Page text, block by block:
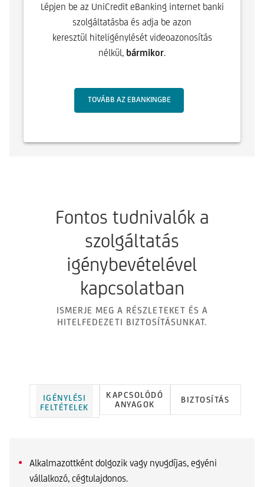
Lépjen be az UniCredit eBanking internet banki
szolgáltatásba és adja be azon
keresztül hiteligénylését videoazonosítás
nélkül, bármikor.
TOVÁBB AZ EBANKINGBE
Fontos tudnivalók a
szolgáltatás
igénybevételével
kapcsolatban
ISMERJE MEG A RÉSZLETEKET ÉS A
HITELFEDEZETI BIZTOSÍTÁSUNKAT.
IGÉNYLÉSI
FELTÉTELEK
KAPCSOLÓDÓ
ANYAGOK
BIZTOSÍTÁS
Alkalmazottként dolgozik vagy nyugdíjas, egyéni
vállalkozó, cégtulajdonos.